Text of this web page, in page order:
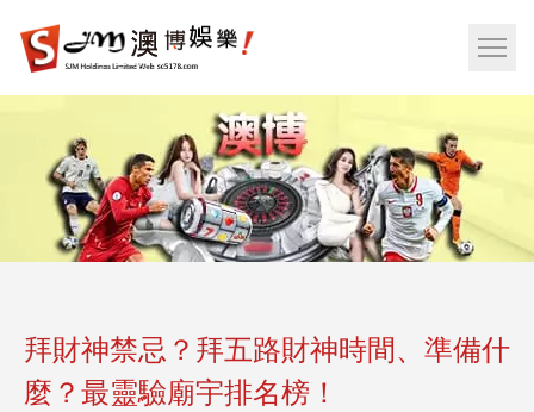
娛
樂
樂|
樂
透
網
站
拜財神禁忌？拜五路財神時間、準備什
麼？最靈驗廟宇排名榜！